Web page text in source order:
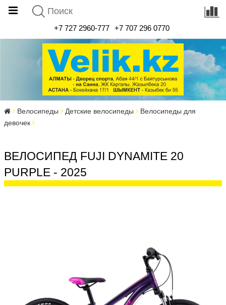
+7 727 2960-777 +7 707 296 0770
Велосипеды Детские велосипеды
Велосипеды для
девочек
ВЕЛОСИПЕД FUJI DYNAMITE 20
PURPLE - 2025